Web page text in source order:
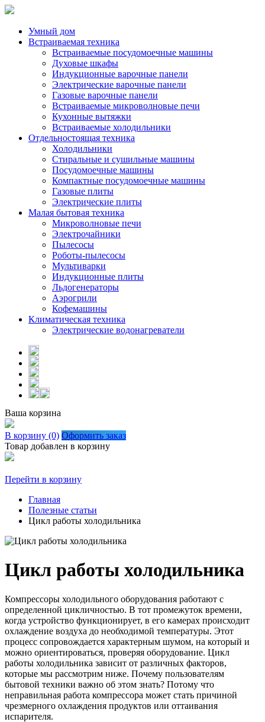
Умный дом
Встраиваемая техника
Встраиваемые посудомоечные машины
Духовые шкафы
Индукционные варочные панели
Электрические варочные панели
Газовые варочные панели
Встраиваемые микроволновые печи
Кухонные вытяжки
Встраиваемые холодильники
Отдельностоящая техника
Холодильники
Стиральные и сушильные машины
Посудомоечные машины
Компактные посудомоечные машины
Газовые плиты
Электрические плиты
Малая бытовая техника
Микроволновые печи
Электрочайники
Пылесосы
Роботы-пылесосы
Мультиварки
Индукционные плиты
Льдогенераторы
Аэрогрили
Кофемашины
Климатическая техника
Электрические водонагреватели
Ваша корзина
В корзину (0) Оформить заказ
Товар добавлен в корзину
Перейти в корзину
Главная
Полезные статьи
Цикл работы холодильника
Цикл работы холодильника
Компрессоры холодильного оборудования работают с
определенной цикличностью. В тот промежуток времени,
когда устройство функционирует, в его камерах происходит
охлаждение воздуха до необходимой температуры. Этот
процесс сопровождается характерным шумом, на который и
можно ориентироваться, проверяя оборудование. Цикл
работы холодильника зависит от различных факторов,
которые мы рассмотрим ниже. Почему пользователям
бытовой техники важно об этом знать? Потому что
неправильная работа компрессора может стать причиной
чрезмерного охлаждения продуктов или оттаивания
испарителя.